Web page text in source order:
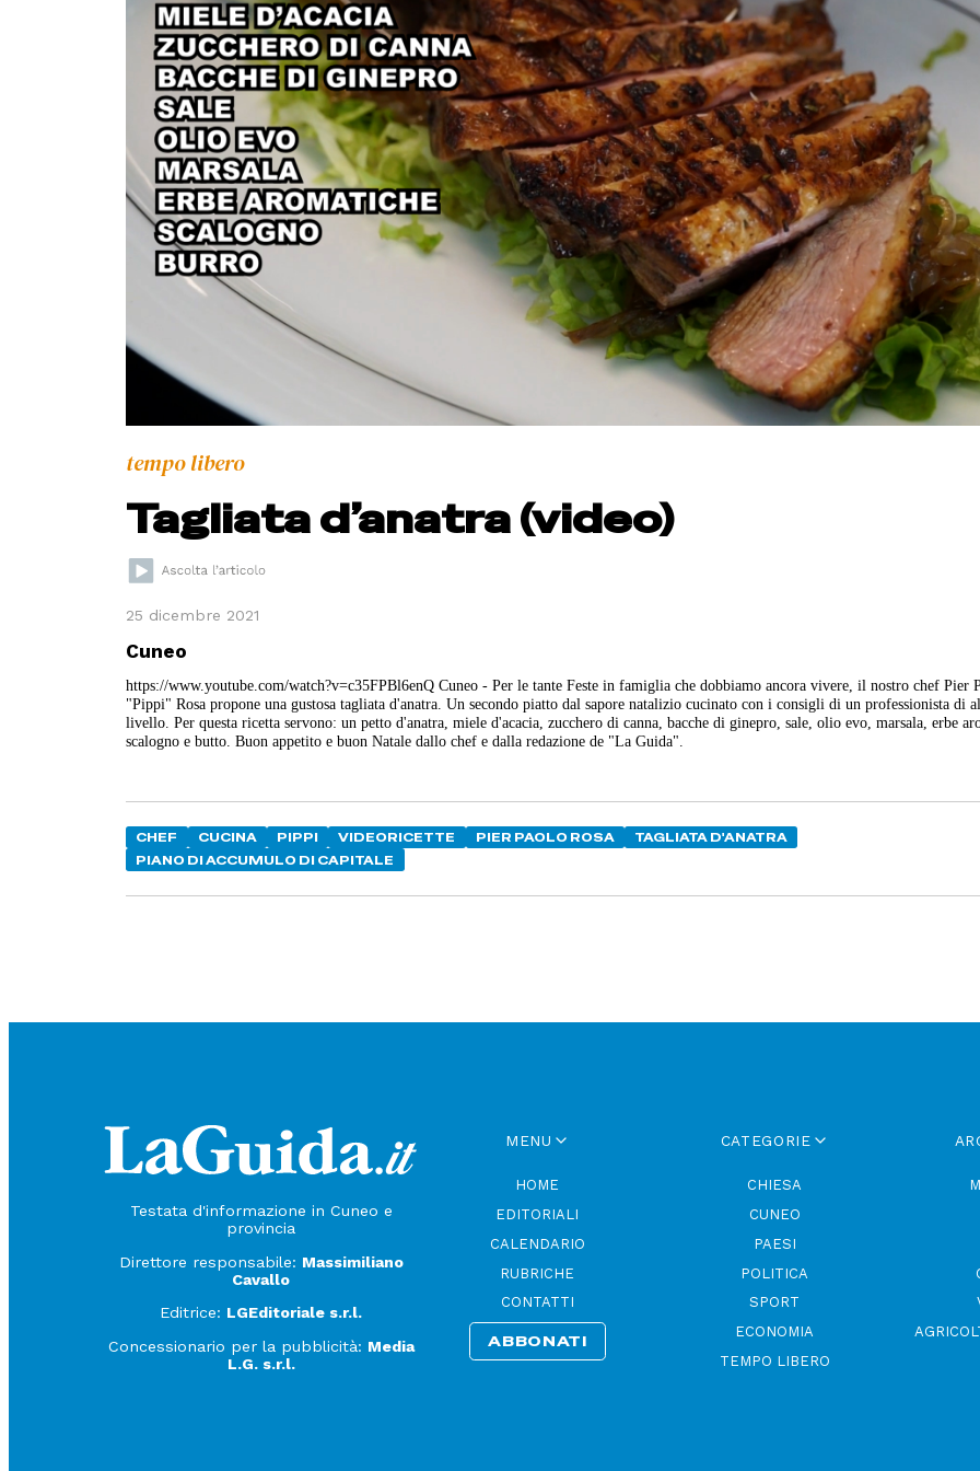
tempo libero
Tagliata d’anatra (video)
25 dicembre 2021
Cuneo
https://www.youtube.com/watch?v=c35FPBl6enQ Cuneo - Per le tante Feste in famiglia che dobbiamo ancora vivere, il nostro chef Pier
"Pippi" Rosa propone una gustosa tagliata d'anatra. Un secondo piatto dal sapore natalizio cucinato con i consigli di un professionista di
livello. Per questa ricetta servono: un petto d'anatra, miele d'acacia, zucchero di canna, bacche di ginepro, sale, olio evo, marsala, erbe
scalogno e butto. Buon appetito e buon Natale dallo chef e dalla redazione de "La Guida".
CHEF CUCINA PIPPI VIDEORICETTE PIER PAOLO ROSA
TAGLIATA D'ANATRA
PIANO DI ACCUMULO DI CAPITALE
Testata d'informazione in Cuneo e
provincia
Direttore responsabile: Massimiliano
Cavallo
Editrice: LGEditoriale s.r.l.
Concessionario per la pubblicità: Media
L.G. s.r.l.
MENU
HOME
EDITORIALI
CALENDARIO
RUBRICHE
CONTATTI
ABBONATI
CATEGORIE
CHIESA
CUNEO
PAESI
POLITICA
SPORT
ECONOMIA
TEMPO LIBERO